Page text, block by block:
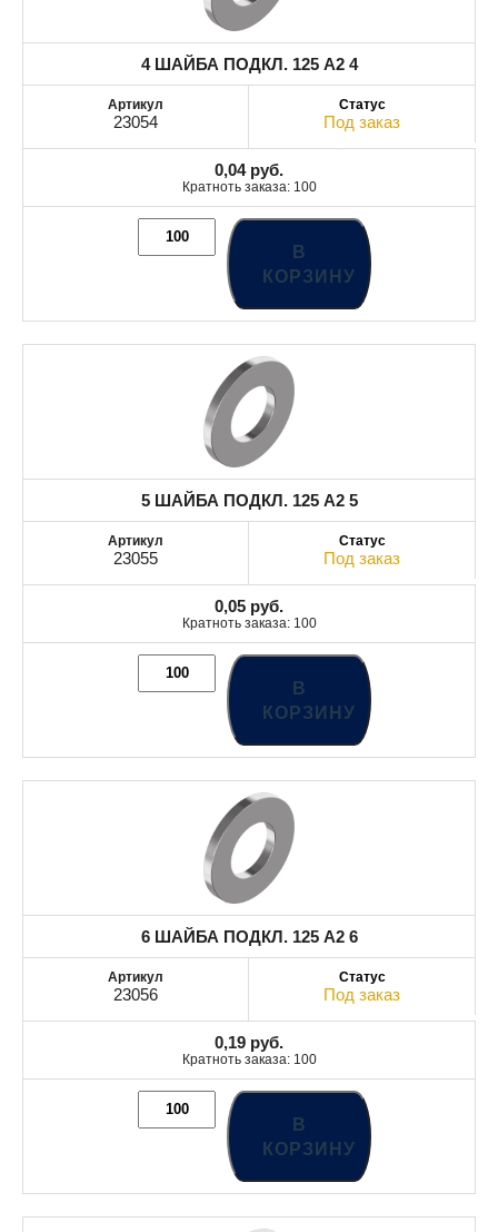
4 ШАЙБА ПОДКЛ. 125 A2 4
23054 Под заказ
0,04 руб.
Кратноть заказа: 100
В
КОРЗИНУ
5 ШАЙБА ПОДКЛ. 125 A2 5
23055 Под заказ
0,05 руб.
Кратноть заказа: 100
В
КОРЗИНУ
6 ШАЙБА ПОДКЛ. 125 A2 6
23056 Под заказ
0,19 руб.
Кратноть заказа: 100
В
КОРЗИНУ